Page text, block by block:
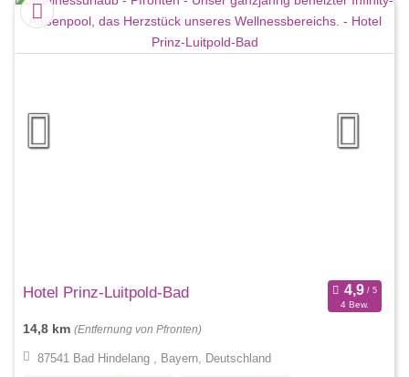
Hotel Prinz-Luitpold-Bad
4 Bew.
14,8 km (Entfernung von Pfronten)
87541 Bad Hindelang , Bayern, Deutschland